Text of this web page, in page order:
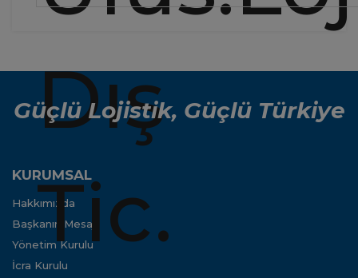
Güçlü Lojistik, Güçlü Türkiye
KURUMSAL
Hakkımızda
Başkanın Mesajı
Yönetim Kurulu
İcra Kurulu